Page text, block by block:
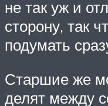
не так уж и
сторону, так
подумать
Старшие же
делят между